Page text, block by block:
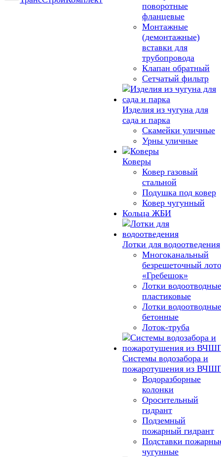
поворотные
фланцевые
Монтажные
(демонтажные)
вставки для
трубопровода
Клапан обратный
Сетчатый фильтр
Изделия из чугуна для
сада и парка
Скамейки уличные
Урны уличные
Коверы
Ковер газовый
стальной
Подушка под ковер
Ковер чугунный
Кольца ЖБИ
Лотки для водоотведения
Многоканальный
безрешеточный
«Гребешок»
Лотки водоотводные
пластиковые
Лотки водоотводные
бетонные
Лоток-труба
Системы водозабора и
пожаротушения из
Водоразборные
колонки
Оросительный
гидрант
Подземный
пожарный гидрант
Подставки
чугунные